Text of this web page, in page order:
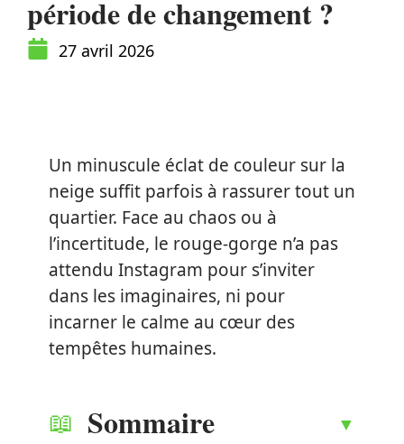
période de changement ?
27 avril 2026
Un minuscule éclat de couleur sur la
neige suffit parfois à rassurer tout un
quartier. Face au chaos ou à
l’incertitude, le rouge-gorge n’a pas
attendu Instagram pour s’inviter
dans les imaginaires, ni pour
incarner le calme au cœur des
tempêtes humaines.
Sommaire